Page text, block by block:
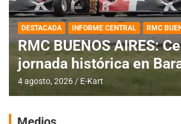
DESTACADA INFORME CENTRAL RMC
RMC BUENOS AIRES:
jornada histórica en
4 agosto, 2026 E-Kart